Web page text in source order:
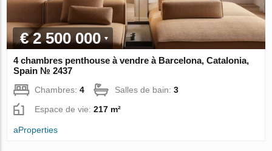
€ 2 500 000
4 chambres penthouse à vendre à Barcelona, Catalonia,
Spain № 2437
Chambres:4 Salles de bain:3
Espace de vie:217 m²
aProperties